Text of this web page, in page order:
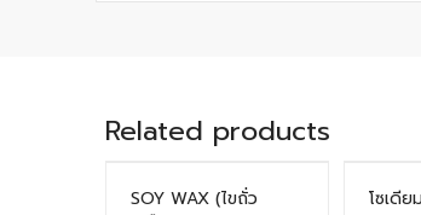
Related products
SOY WAX (ไขถั่ว
โซเดีย